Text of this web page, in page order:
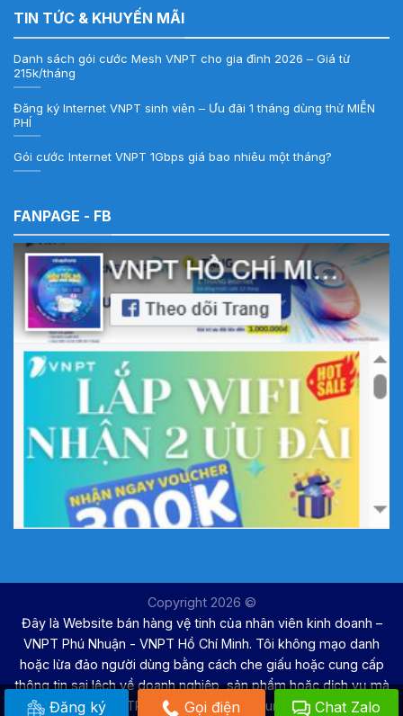
TIN TỨC & KHUYẾN MÃI
Danh sách gói cước Mesh VNPT cho gia đình 2026 – Giá từ
215k/tháng
Đăng ký Internet VNPT sinh viên – Ưu đãi 1 tháng dùng thử MIỄN
PHÍ
Gói cước Internet VNPT 1Gbps giá bao nhiêu một tháng?
FANPAGE - FB
Đăng ký Gọi điện Chat Zalo
Copyright 2026 ©
Đây là Website bán hàng vệ tinh của nhân viên kinh doanh –
VNPT Phú Nhuận - VNPT Hồ Chí Minh. Tôi không mạo danh
hoặc lừa đảo người dùng bằng cách che giấu hoặc cung cấp
thông tin sai lệch về doanh nghiệp, sản phẩm hoặc dịch vụ mà
VNPT TP. Hồ Chí Minh đang cung cấp.